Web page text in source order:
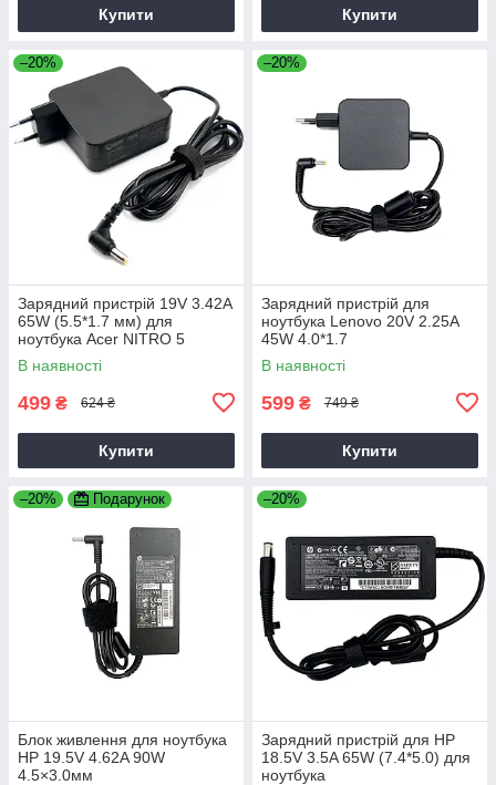
Купити Купити
–20%
Зарядний пристрій 19V 3.42A
65W (5.5*1.7 мм) для
ноутбука Acer NITRO 5
AN515-31 65
В наявності
499 ₴ 624 ₴
Купити
–20%
Зарядний пристрій для
ноутбука Lenovo 20V 2.25A
45W 4.0*1.7
В наявності
599 ₴ 749 ₴
Купити
–20% Подарунок
Блок живлення для ноутбука
HP 19.5V 4.62A 90W
4.5×3.0мм
–20%
Зарядний пристрій для HP
18.5V 3.5A 65W (7.4*5.0) для
ноутбука